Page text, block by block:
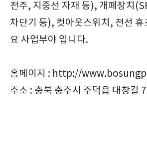
전주, 지중선 자재 등), 개폐장치
차단기 등), 컷아웃스위치, 전선 휴
요 사업부야 입니다.
홈페이지 : http://
주소 : 충북 충주시 주덕읍 대창길